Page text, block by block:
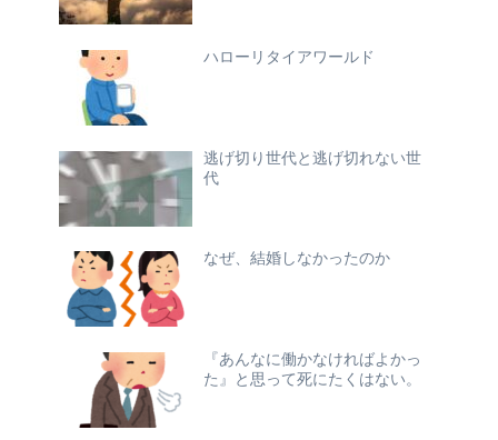
ハローリタイアワールド
逃げ切り世代と逃げ切れない世
代
なぜ、結婚しなかったのか
『あんなに働かなければよかっ
た』と思って死にたくはない。